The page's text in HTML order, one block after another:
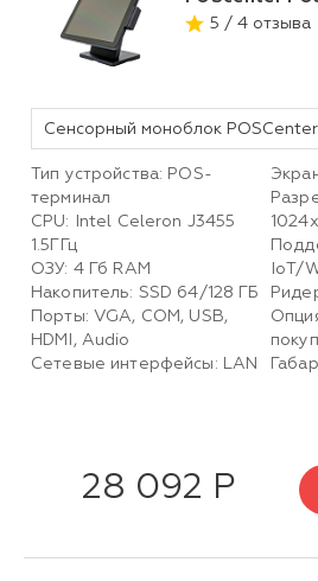
5 / 4 отзыва
Тип устройства: POS-
терминал
CPU: Intel Celeron J3455
1.5ГГц
ОЗУ: 4 Гб RAM
Накопитель: SSD 64/128 ГБ
Порты: VGA, COM, USB,
HDMI, Audio
Сетевые интерфейсы: LAN
IoT/
28 092 Р